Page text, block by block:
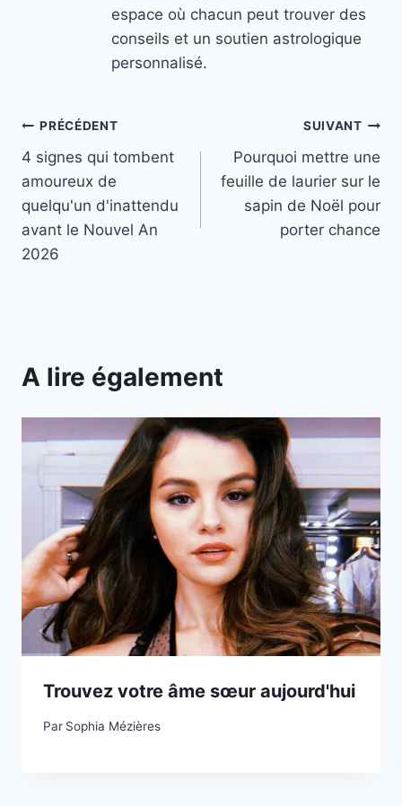
espace où chacun peut trouver des
conseils et un soutien astrologique
personnalisé.
Navigation
de
l’article
PRÉCÉDENT
4 signes qui tombent
amoureux de
quelqu'un d'inattendu
avant le Nouvel An
2026
SUIVANT
Pourquoi mettre une
feuille de laurier sur le
sapin de Noël pour
porter chance
A lire également
Trouvez votre âme sœur aujourd'hui
Par Sophia Mézières